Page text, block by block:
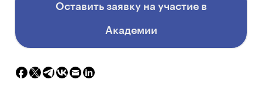
Оставить заявку на участие в
Академии